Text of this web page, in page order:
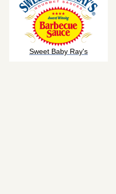
Sweet Baby Ray's